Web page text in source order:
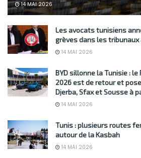
14 MAI 2026
Les avocats tunisiens
grèves dans les tribunaux
14 MAI 2026
BYD sillonne la Tunisie :
2026 est de retour et
Djerba, Sfax et Sousse à
14 MAI 2026
Tunis : plusieurs routes
autour de la Kasbah
14 MAI 2026